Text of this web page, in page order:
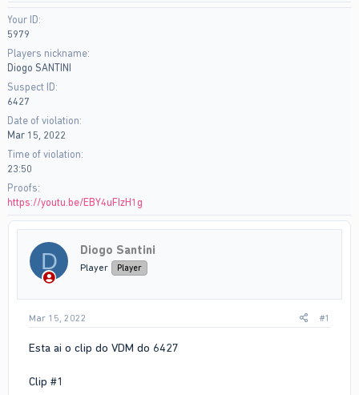
a
t
e
Your ID
5979
Players nickname
Diogo SANTINI
Suspect ID
6427
Date of violation
Mar 15, 2022
Time of violation
23:50
Proofs
https://youtu.be/EBY4uFIzH1g
D Diogo Santini
Player Player
Mar 15, 2022 #1
Esta ai o clip do VDM do 6427
Clip #1